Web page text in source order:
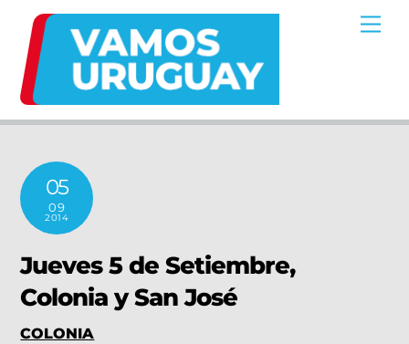
content
05
09
2014
Jueves 5 de Setiembre,
Colonia y San José
COLONIA